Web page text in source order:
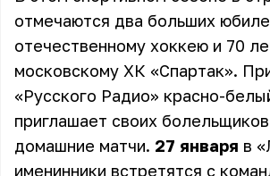
отмечаются два больших
отечественному хоккею и 70
московскому ХК «Спартак».
«Русского Радио» красно-
приглашает своих
домашние матчи. 27 января в
именинники встретятся с